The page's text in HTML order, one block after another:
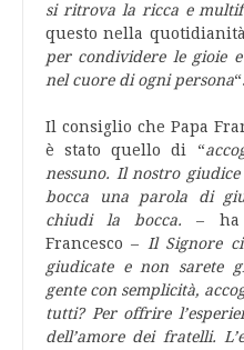
si ritrova la ricca e
questo nella
per condividere le gioie
nel cuore di ogni persona“.
Il consiglio che Papa
è stato quello di “
nessuno. Il nostro
bocca una parola di
chiudi la bocca. – ha
Francesco –
Il Signore
giudicate e non sarete
gente con semplicità,
tutti? Per offrire
dell’amore dei fratelli.